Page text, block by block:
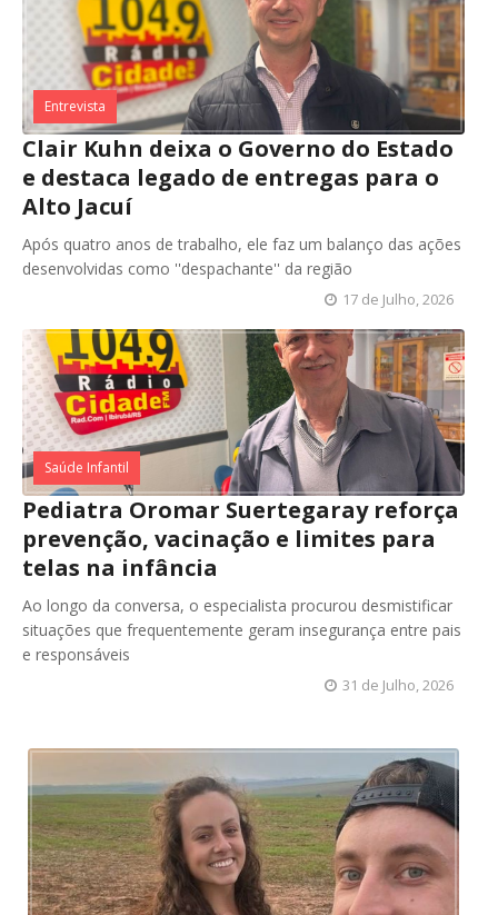
Entrevista
Clair Kuhn deixa o Governo do Estado
e destaca legado de entregas para o
Alto Jacuí
Após quatro anos de trabalho, ele faz um balanço das ações
desenvolvidas como ''despachante'' da região
17 de Julho, 2026
Saúde Infantil
Pediatra Oromar Suertegaray reforça
prevenção, vacinação e limites para
telas na infância
Ao longo da conversa, o especialista procurou desmistificar
situações que frequentemente geram insegurança entre pais
e responsáveis
31 de Julho, 2026